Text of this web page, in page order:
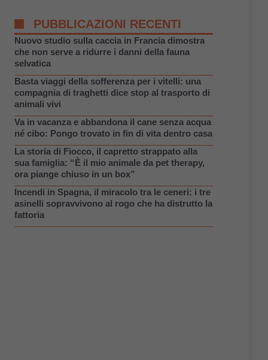
PUBBLICAZIONI RECENTI
Nuovo studio sulla caccia in Francia dimostra
che non serve a ridurre i danni della fauna
selvatica
Basta viaggi della sofferenza per i vitelli: una
compagnia di traghetti dice stop al trasporto di
animali vivi
Va in vacanza e abbandona il cane senza acqua
né cibo: Pongo trovato in fin di vita dentro casa
La storia di Fiocco, il capretto strappato alla
sua famiglia: “È il mio animale da pet therapy,
ora piange chiuso in un box”
Incendi in Spagna, il miracolo tra le ceneri: i tre
asinelli sopravvivono al rogo che ha distrutto la
fattoria